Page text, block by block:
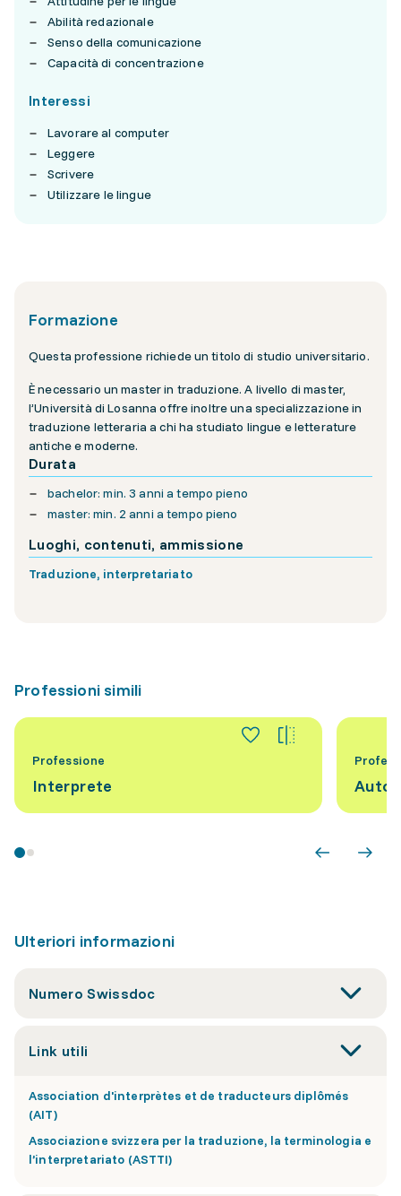
Abilità redazionale
Senso della comunicazione
Capacità di concentrazione
Interessi
Lavorare al computer
Leggere
Scrivere
Utilizzare le lingue
Formazione
Questa professione richiede un titolo di studio universitario.
È necessario un master in traduzione. A livello di master,
l’Università di Losanna offre inoltre una specializzazione in
traduzione letteraria a chi ha studiato lingue e letterature
antiche e moderne.
Durata
bachelor: min. 3 anni a tempo pieno
master: min. 2 anni a tempo pieno
Luoghi, contenuti, ammissione
Traduzione, interpretariato
Professioni simili
Professione
Interprete
Ulteriori informazioni
Numero Swissdoc
Link utili
Association d'interprètes et de traducteurs diplômés
(AIT)
Associazione svizzera per la traduzione, la terminologia e
l’interpretariato (ASTTI)